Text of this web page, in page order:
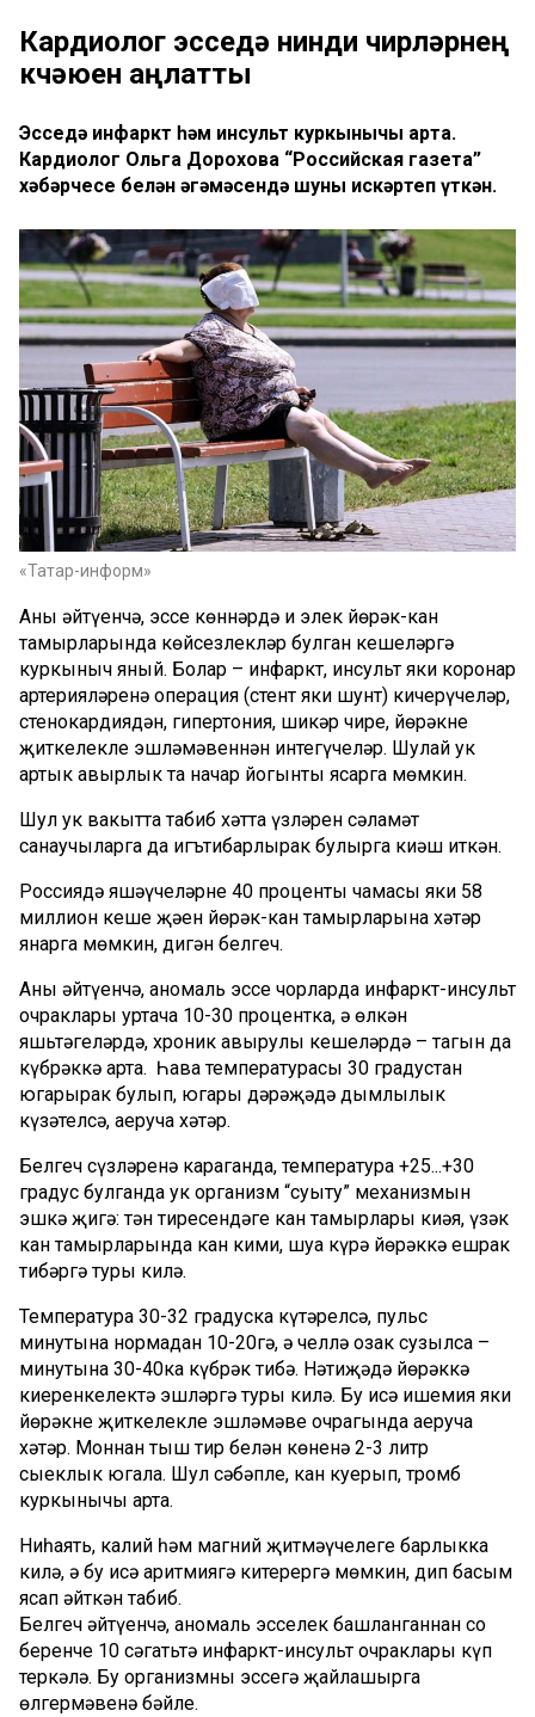
Кардиолог эсседә нинди чирләрнең
көчәюен аңлатты
Эсседә инфаркт һәм инсульт куркынычы арта.
Кардиолог Ольга Дорохова “Российская газета”
хәбәрчесе белән әңгәмәсендә шуны искәртеп үткән.
«Татар-информ»
Аның әйтүенчә, эссе көннәрдә иң элек йөрәк-кан
тамырларында көйсезлекләр булган кешеләргә
куркыныч яный. Болар – инфаркт, инсульт яки коронар
артерияләренә операция (стент яки шунт) кичерүчеләр,
стенокардиядән, гипертония, шикәр чире, йөрәкнең
җиткелекле эшләмәвеннән интегүчеләр. Шулай ук
артык авырлык та начар йогынты ясарга мөмкин.
Шул ук вакытта табиб хәтта үзләрен сәламәт
санаучыларга да игътибарлырак булырга киңәш иткән.
Россиядә яшәүчеләрнең 40 проценты чамасы яки 58
миллион кеше җәен йөрәк-кан тамырларына хәтәр
янарга мөмкин, дигән белгеч.
Аның әйтүенчә, аномаль эссе чорларда инфаркт-инсульт
очраклары уртача 10-30 процентка, ә өлкән
яшьтәгеләрдә, хроник авырулы кешеләрдә – тагын да
күбрәккә арта. Һава температурасы 30 градустан
югарырак булып, югары дәрәҗәдә дымлылык
күзәтелсә, аеруча хәтәр.
Белгеч сүзләренә караганда, температура +25...+30
градус булганда ук организм “суыту” механизмын
эшкә җигә: тән тиресендәге кан тамырлары киңәя, үзәк
кан тамырларында кан кими, шуңа күрә йөрәккә ешрак
тибәргә туры килә.
Температура 30-32 градуска күтәрелсә, пульс
минутына нормадан 10-20гә, ә челлә озак сузылса –
минутына 30-40ка күбрәк тибә. Нәтиҗәдә йөрәккә
киеренкелектә эшләргә туры килә. Бу исә ишемия яки
йөрәкнең җиткелекле эшләмәве очрагында аеруча
хәтәр. Моннан тыш тир белән көненә 2-3 литр
сыеклык югала. Шул сәбәпле, кан куерып, тромб
куркынычы арта.
Ниһаять, калий һәм магний җитмәүчелеге барлыкка
килә, ә бу исә аритмиягә китерергә мөмкин, дип басым
ясап әйткән табиб.
Белгеч әйтүенчә, аномаль эсселек башланганнан соң
беренче 10 сәгатьтә инфаркт-инсульт очраклары күп
теркәлә. Бу организмның эссегә җайлашырга
өлгермәвенә бәйле.